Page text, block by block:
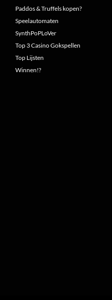
Paddos & Truffels kopen?
Speelautomaten
SynthPoPLoVer
Top 3 Casino Gokspellen
Top Lijsten
Winnen!?